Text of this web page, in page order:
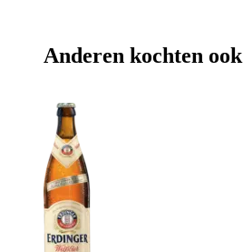
Anderen kochten ook